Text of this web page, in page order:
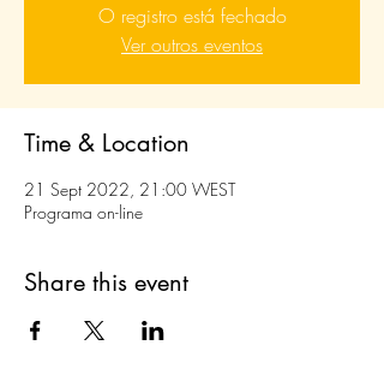
O registro está fechado
Ver outros eventos
Time & Location
21 Sept 2022, 21:00 WEST
Programa on-line
Share this event